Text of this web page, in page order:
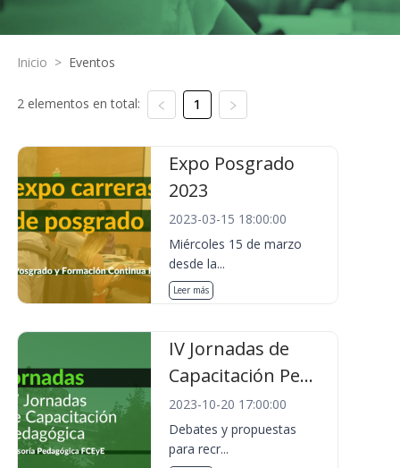
Inicio > Eventos
2 elementos en total: 1
Expo Posgrado
2023
2023-03-15 18:00:00
Miércoles 15 de marzo
desde la...
Leer más
IV Jornadas de
Capacitación Pe...
2023-10-20 17:00:00
Debates y propuestas
para recr...